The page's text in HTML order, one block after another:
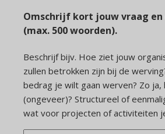
Omschrijf kort jouw vraag
(max. 500 woorden).
Beschrijf bijv. Hoe ziet jouw
zullen betrokken zijn bij de
bedrag je wilt gaan werven? Zo ja,
(ongeveer)? Structureel of
wat voor projecten of activiteiten